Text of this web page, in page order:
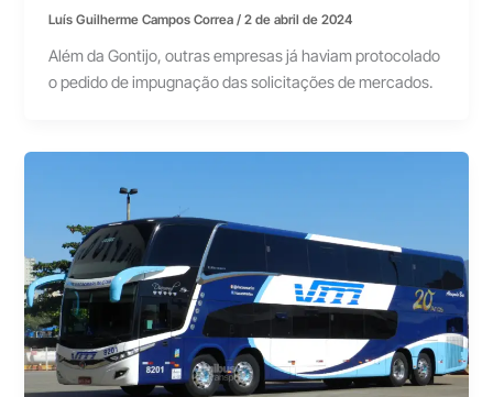
Luís Guilherme Campos Correa/2 de abril de 2024
Além da Gontijo, outras empresas já haviam protocolado
o pedido de impugnação das solicitações de mercados.